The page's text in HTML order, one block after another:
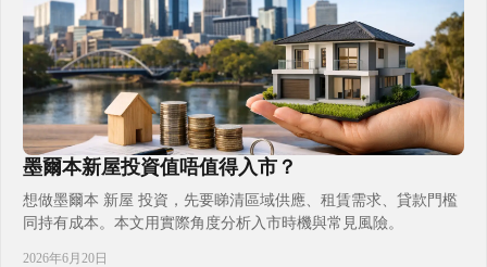
墨爾本新屋投資值唔值得入市？
想做墨爾本 新屋 投資，先要睇清區域供應、租賃需求、貸款門檻
同持有成本。本文用實際角度分析入市時機與常見風險。
2026年6月20日